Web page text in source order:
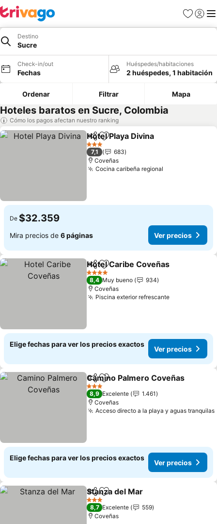
Favoritos
Iniciar
Destino
Sucre
Check-in/out
Fechas
Huéspedes/habitaciones
2 huéspedes, 1 habitación
Ordenar Filtrar Mapa
Hoteles baratos en Sucre, Colombia
Cómo los pagos afectan nuestro ranking
CompartirAgregar a favoritos
Hotel Playa Divina
3 Estrellas
7,1
683
Coveñas
Cocina caribeña regional
De $32.359
Mira precios de 6 páginas Ver precios
CompartirAgregar a favoritos
Hotel Caribe Coveñas
4 Estrellas
8,4 Muy bueno
934
Coveñas
Piscina exterior refrescanteVer precios
Elige fechas para ver los precios exactos
Ver precios
CompartirAgregar a favoritos
Camino Palmero Coveñas
3 Estrellas
8,9 Excelente
1.461
Coveñas
Acceso directo a la playa y aguas tranquilas
Elige fechas para ver los precios exactos
Ver precios
CompartirAgregar a favoritos
Stanza del Mar
3 Estrellas
8,7 Excelente
559
Coveñas